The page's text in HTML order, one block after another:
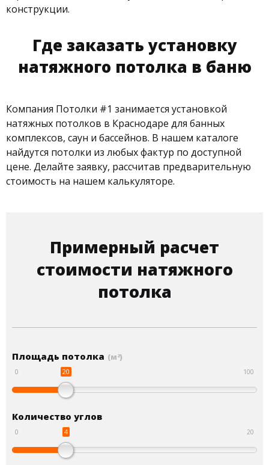
конструкции.
Где заказать установку
натяжного потолка в баню
Компания Потолки #1 занимается установкой
натяжных потолков в Краснодаре для банных
комплексов, саун и бассейнов. В нашем каталоге
найдутся потолки из любых фактур по доступной
цене. Делайте заявку, рассчитав предварительную
стоимость на нашем калькуляторе.
Примерный расчет
стоимости натяжного
потолка
Площадь потолка (м 2)
0 100
20
Количество углов
0 20
4